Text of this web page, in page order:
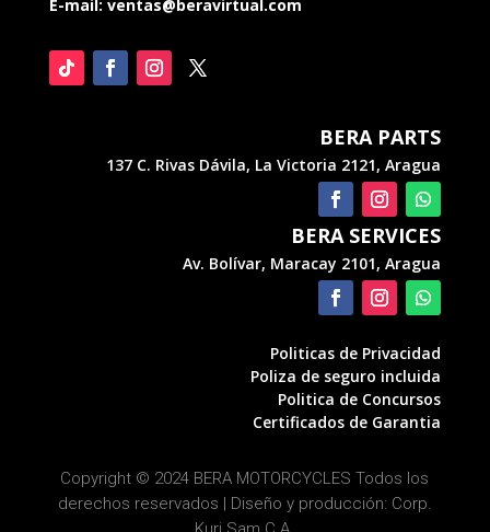
E-mail: ventas@beravirtual.com
BERA PARTS
137 C. Rivas Dávila, La Victoria 2121, Aragua
BERA SERVICES
Av. Bolívar, Maracay 2101, Aragua
Politicas de Privacidad
Poliza de seguro incluida
Politica de Concursos
Certificados de Garantia
Copyright © 2024 BERA MOTORCYCLES Todos los
derechos reservados | Diseño y producción: Corp.